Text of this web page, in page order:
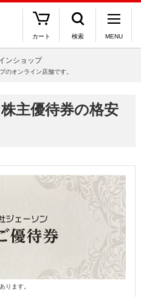
カート 検索 MENU
ンショップ
のオンライン店舗です。
主優待券の格安
ります。